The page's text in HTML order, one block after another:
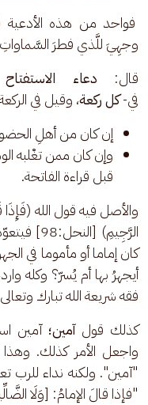
فواحد من هذه
وجهِيَ للَّذي فطرَ
قال: دعاء
في- كل ركعة، وقيل في
إن كان من أهلِ
وإن كان ممن تغْلبه
قبل قراءة الفاتحة.
والأصل فيه قول الله
الرَّجِيمِ)
كان إماما أو مأموما في
أيجهرُ بها أم يُسرّ؟ وكله
فقه شريعة الله تبارك
كذلك قول آمين؛ آمين
واجعل الأمر كذلك.
"آمين". ولكنه نداء
"فإذا قالَ الإمامُ: [وَلَا الضَّالِّينَ]